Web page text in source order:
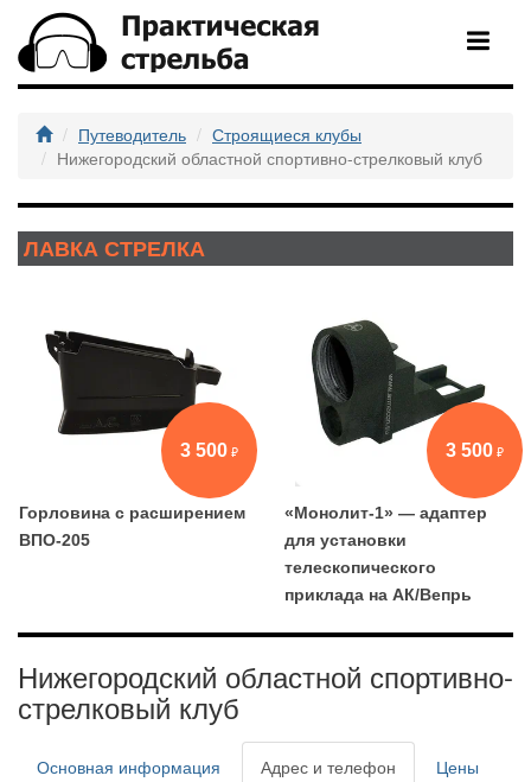
Путеводитель
Строящиеся клубы
Нижегородский областной спортивно-стрелковый клуб
ЛАВКА СТРЕЛКА
3 500
Горловина с расширением
ВПО-205
3 500
«Монолит-1» — адаптер
для установки
телескопического
приклада на АК/Вепрь
Нижегородский областной спортивно-
стрелковый клуб
Основная информация Адрес и телефон Цены